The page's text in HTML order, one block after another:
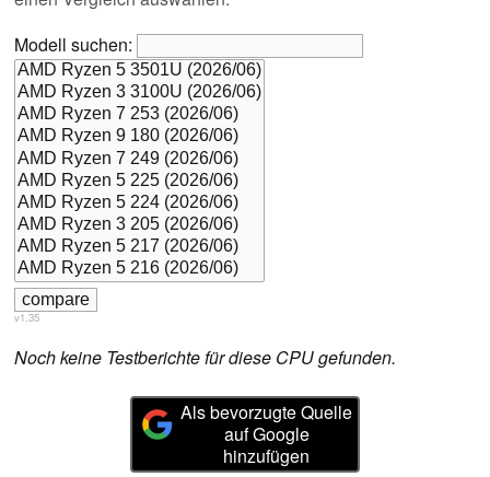
Modell suchen:
v1.35
Noch keine Testberichte für diese CPU gefunden.
Als bevorzugte Quelle
auf Google
hinzufügen